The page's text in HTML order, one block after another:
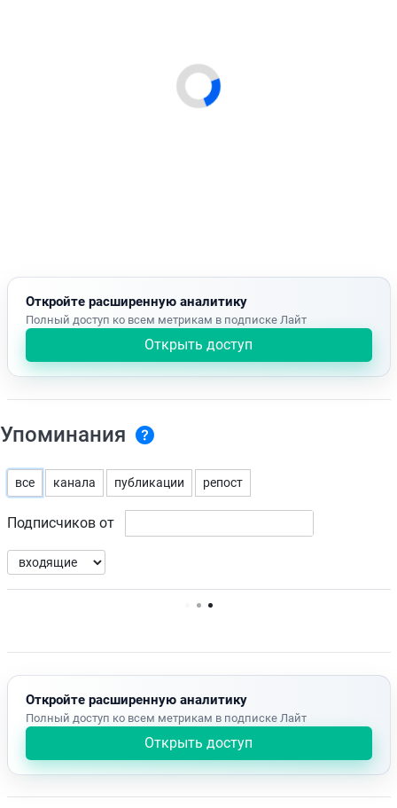
Откройте расширенную аналитику
Полный доступ ко всем метрикам в подписке Лайт
Открыть доступ
Упоминания
все канала публикации репост
Подписчиков от
Нет доступных упоминаний.
Откройте расширенную аналитику
Полный доступ ко всем метрикам в подписке Лайт
Открыть доступ